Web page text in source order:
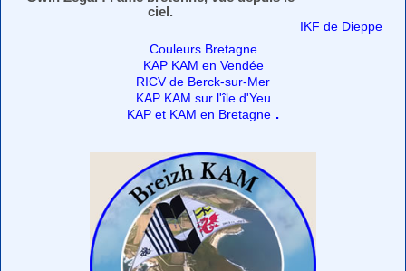
ciel.
IKF de Dieppe
Couleurs Bretagne
KAP KAM en Vendée
RICV de Berck-sur-Mer
KAP KAM sur l'île d'Yeu
KAP et KAM en Bretagne .